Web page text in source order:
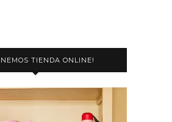
TIENDA ONLINE!